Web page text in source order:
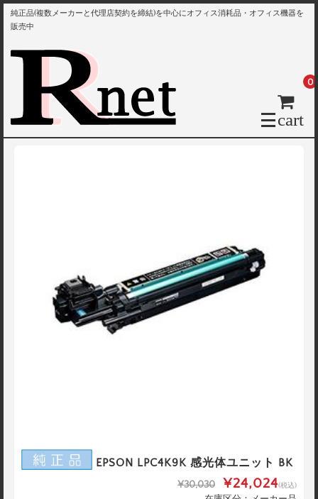
純正品(複数メーカーと代理店契約を締結)を中心にオフィス消耗品・オフィス機器を
販売中
cart
0
EPSON LPC4K9K 感光体ユニット BK
¥30,030 ¥24,024(税込)